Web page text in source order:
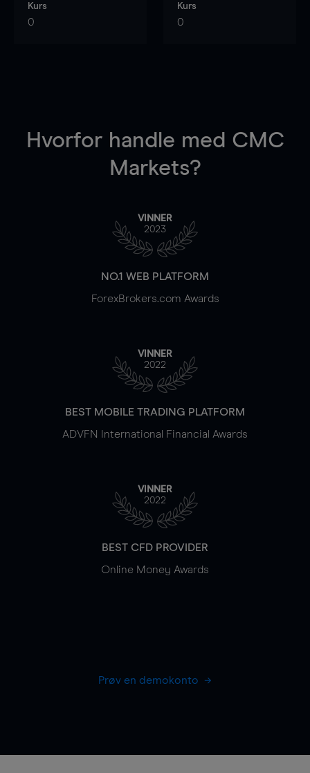
Kurs
0
Kurs
0
Hvorfor handle med CMC
Markets?
VINNER
2023
NO.1 WEB PLATFORM
ForexBrokers.com Awards
VINNER
2022
BEST MOBILE TRADING PLATFORM
ADVFN International Financial Awards
VINNER
2022
BEST CFD PROVIDER
Online Money Awards
Prøv en demokonto